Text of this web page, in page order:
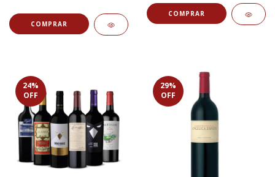
24%
OFF
29%
OFF